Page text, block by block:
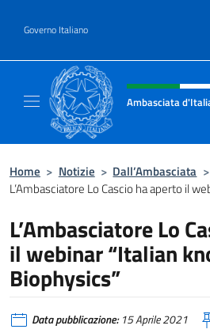
Governo Italiano
Intestazione sito,
Ambasciata
Home > Notizie > Dall’Ambasciata >
L’Ambasciatore Lo Cascio ha aperto il
L’Ambasciatore Lo
il webinar “Italian
Biophysics”
Data pubblicazione:15 Aprile 2021